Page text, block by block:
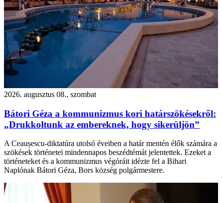
2026. augusztus 08., szombat
Bátori Géza a kommunizmus kori határszökésekről:
„Drukkoltunk az embereknek, hogy sikerüljön”
A Ceaușescu-diktatúra utolsó éveiben a határ mentén élők számára a
szökések történetei mindennapos beszédtémát jelentettek. Ezeket a
történeteket és a kommunizmus végóráit idézte fel a Bihari
Naplónak Bátori Géza, Bors község polgármestere.